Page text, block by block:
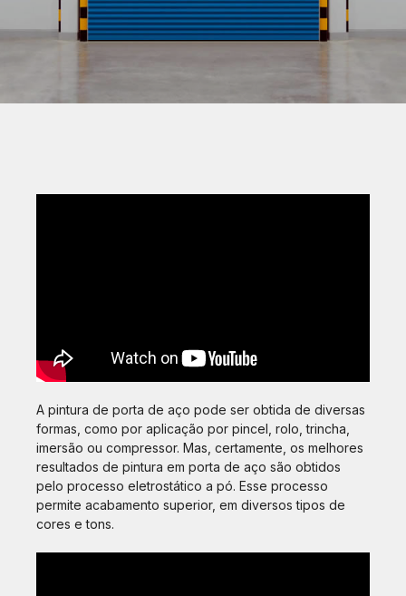
A pintura de porta de aço pode ser obtida de diversas
formas, como por aplicação por pincel, rolo, trincha,
imersão ou compressor. Mas, certamente, os melhores
resultados de pintura em porta de aço são obtidos
pelo processo eletrostático a pó. Esse processo
permite acabamento superior, em diversos tipos de
cores e tons.